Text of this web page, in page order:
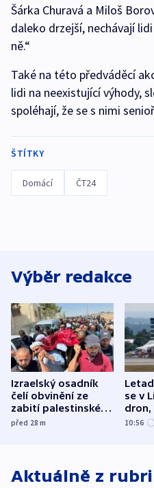
Šárka Churavá a Miloš
daleko drzejší, nechávají
ně.“
Také na této předváděcí
lidi na neexistující výhody,
spoléhají, že se s nimi
ŠTÍTKY
Domácí ČT24
Výběr redakce
Izraelský osadník
čelí obvinění ze
zabití palestinského
aktivisty
před 28m
se v
dron,
10:56
Aktuálně z